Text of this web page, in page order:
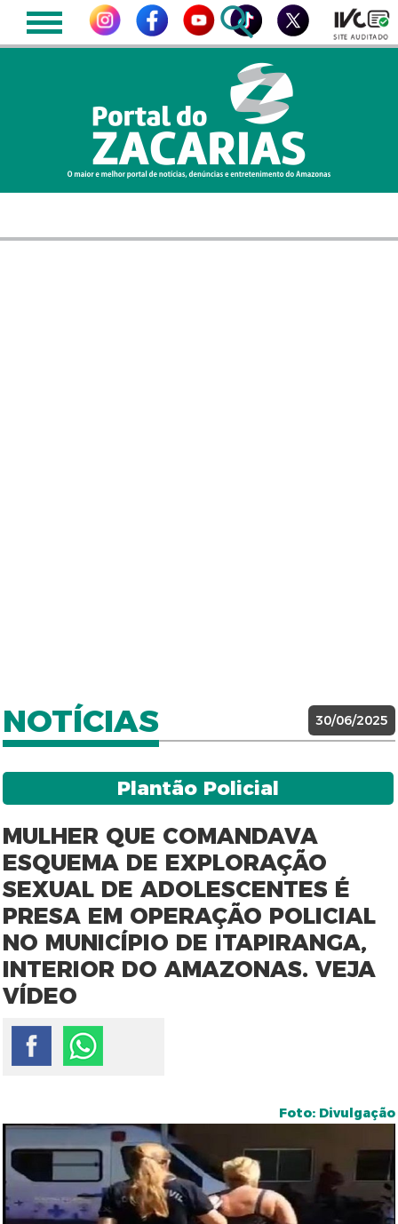
NOTÍCIAS 30/06/2025
Plantão Policial
MULHER QUE COMANDAVA
ESQUEMA DE EXPLORAÇÃO
SEXUAL DE ADOLESCENTES É
PRESA EM OPERAÇÃO POLICIAL
NO MUNICÍPIO DE ITAPIRANGA,
INTERIOR DO AMAZONAS. VEJA
VÍDEO
Foto: Divulgação